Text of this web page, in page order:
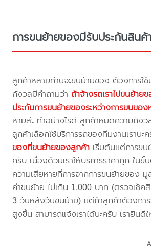
การขนย้ายของมีรับประกันสินค้
ลูกค้าหลายท่านจะขนย้ายของ ต้องการใช้
กังวลมีคำถามว่า ถ้าจ้างรถเราไปขนย้าย
ประกันการขนย้ายของระหว่างการขนของ
หายล่ะ ทำอย่างไรดี ลูกค้าหมดความกังว
ลูกค้าเลือกใช้บริการรถของทีมงานเรานะ
ของที่ขนย้ายของลูกค้า เริ่มต้นแต่การข
ครับ เนื่องด้วยเราให้บริการราคาถูก ในขั้
ความเสียหายที่การจากการขนย้ายของ
ค่าขนย้าย ไม่เกิน 1,000 บาท (ตรวจเช็ค
3 วันหลังวันขนย้าย) แต่ถ้าลูกค้าต้องกา
สูงขึ้น สามารถแจ้งเราได้นะครับ เรายินดี